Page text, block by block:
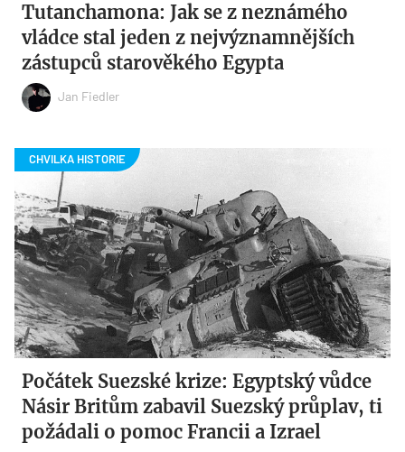
Tutanchamona: Jak se z neznámého
vládce stal jeden z nejvýznamnějších
zástupců starověkého Egypta
Jan Fiedler
Počátek Suezské krize: Egyptský vůdce
Násir Britům zabavil Suezský průplav, ti
požádali o pomoc Francii a Izrael